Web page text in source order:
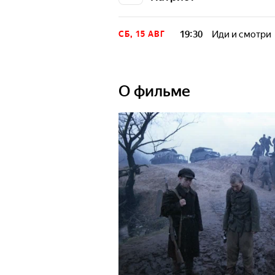
СБ, 15 АВГ 19:30 Иди и смотри
О фильме